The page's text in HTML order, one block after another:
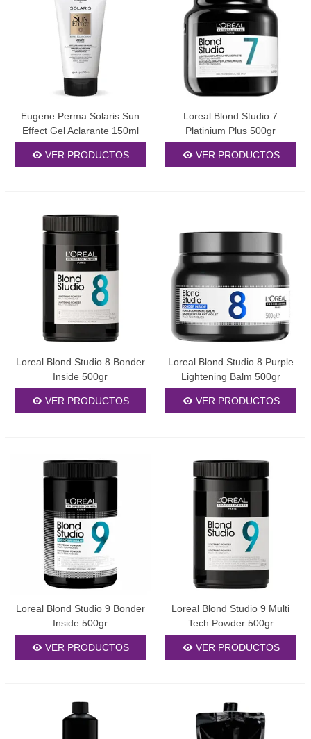
Eugene Perma Solaris Sun
Effect Gel Aclarante 150ml
VER PRODUCTOS
Loreal Blond Studio 7
Platinium Plus 500gr
VER PRODUCTOS
Loreal Blond Studio 8 Bonder
Inside 500gr
VER PRODUCTOS
Loreal Blond Studio 8 Purple
Lightening Balm 500gr
VER PRODUCTOS
Loreal Blond Studio 9 Bonder
Inside 500gr
VER PRODUCTOS
Loreal Blond Studio 9 Multi
Tech Powder 500gr
VER PRODUCTOS